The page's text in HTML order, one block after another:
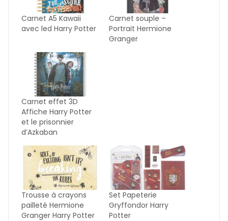
Carnet A5 Kawaii
avec led Harry Potter
Carnet souple –
Portrait Hermione
Granger
Carnet effet 3D
Affiche Harry Potter
et le prisonnier
d’Azkaban
Trousse à crayons
pailleté Hermione
Granger Harry Potter
Set Papeterie
Gryffondor Harry
Potter